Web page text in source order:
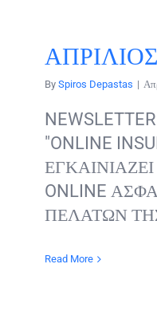
By Spiros Depastas |
"ONLINE
ONLINE
ΠΕΛΑΤΩΝ
Read More